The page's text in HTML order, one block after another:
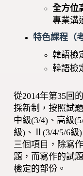
全方位
專業溝
特色課程（
韓語檢
韓語檢
從2014年第35回
採新制，按照試
中級(3/4)、高級
級)、Ⅱ(3/4/5/6級
三個項目，除寫
題，而寫作的試
檢定的部份。